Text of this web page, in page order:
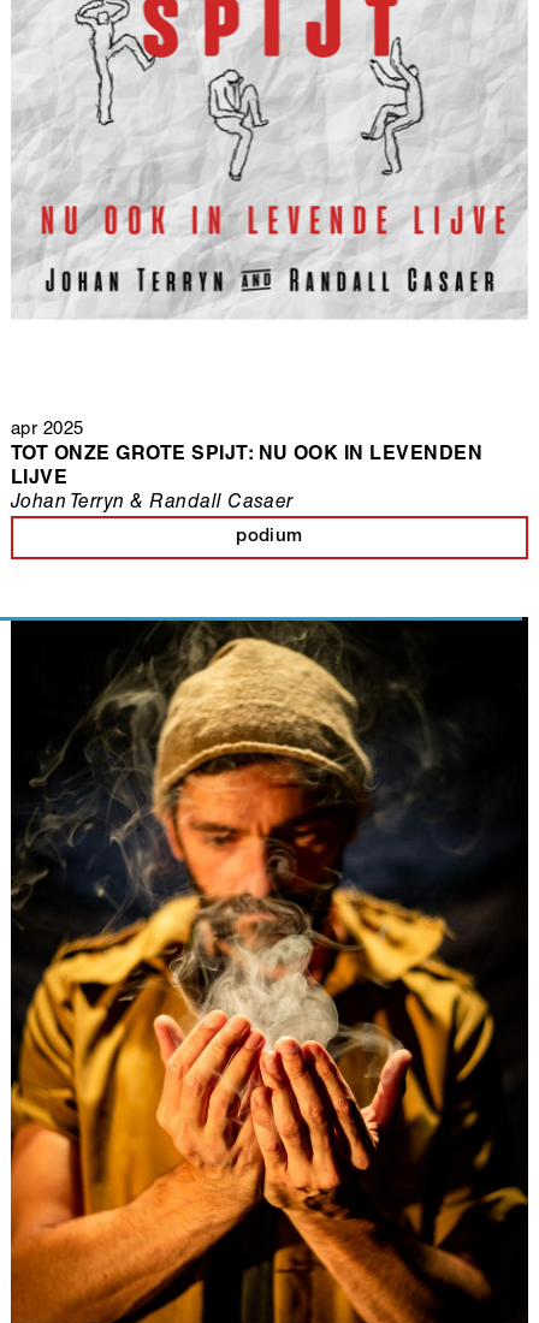
apr 2025
TOT ONZE GROTE SPIJT: NU OOK IN LEVENDEN
LIJVE
podium
Johan Terryn & Randall Casaer